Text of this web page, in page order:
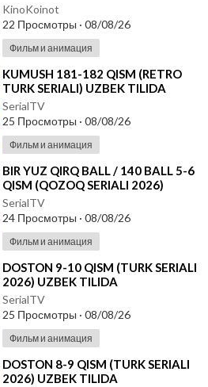
KinoKoinot
22 Просмотры · 08/08/26
Фильм и анимация
⁣KUMUSH 181-182 QISM (RETRO
TURK SERIALI) UZBEK TILIDA
SerialTV
25 Просмотры · 08/08/26
Фильм и анимация
⁣⁣BIR YUZ QIRQ BALL / 140 BALL 5-6
QISM (QOZOQ SERIALI 2026)
UZBEK TILIDA
SerialTV
24 Просмотры · 08/08/26
Фильм и анимация
⁣DOSTON 9-10 QISM (TURK SERIALI
2026) UZBEK TILIDA
SerialTV
25 Просмотры · 08/08/26
Фильм и анимация
⁣DOSTON 8-9 QISM (TURK SERIALI
2026) UZBEK TILIDA